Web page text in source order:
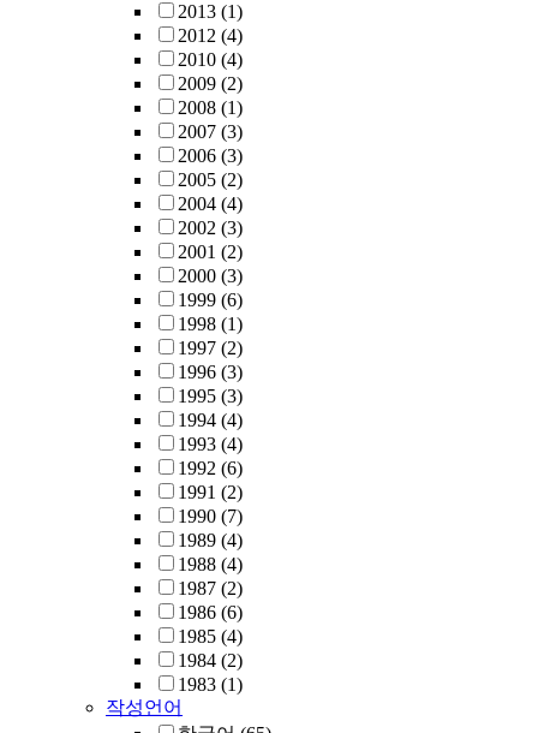
2013 (1)
2012 (4)
2010 (4)
2009 (2)
2008 (1)
2007 (3)
2006 (3)
2005 (2)
2004 (4)
2002 (3)
2001 (2)
2000 (3)
1999 (6)
1998 (1)
1997 (2)
1996 (3)
1995 (3)
1994 (4)
1993 (4)
1992 (6)
1991 (2)
1990 (7)
1989 (4)
1988 (4)
1987 (2)
1986 (6)
1985 (4)
1984 (2)
1983 (1)
작성언어